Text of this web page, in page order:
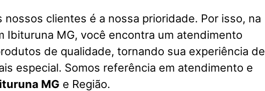
nossos clientes é a nossa prioridade. Por isso, na
Ibituruna MG, você encontra um atendimento
de qualidade, tornando sua experiência de
especial. Somos referência em atendimento e
MG e Região.